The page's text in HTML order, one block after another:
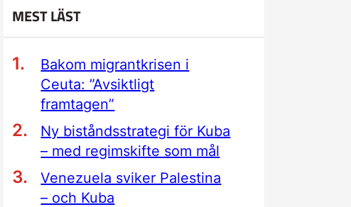
MEST LÄST
Bakom migrantkrisen i
Ceuta: ”Avsiktligt
framtagen”
Ny biståndsstrategi för Kuba
– med regimskifte som mål
Venezuela sviker Palestina
– och Kuba